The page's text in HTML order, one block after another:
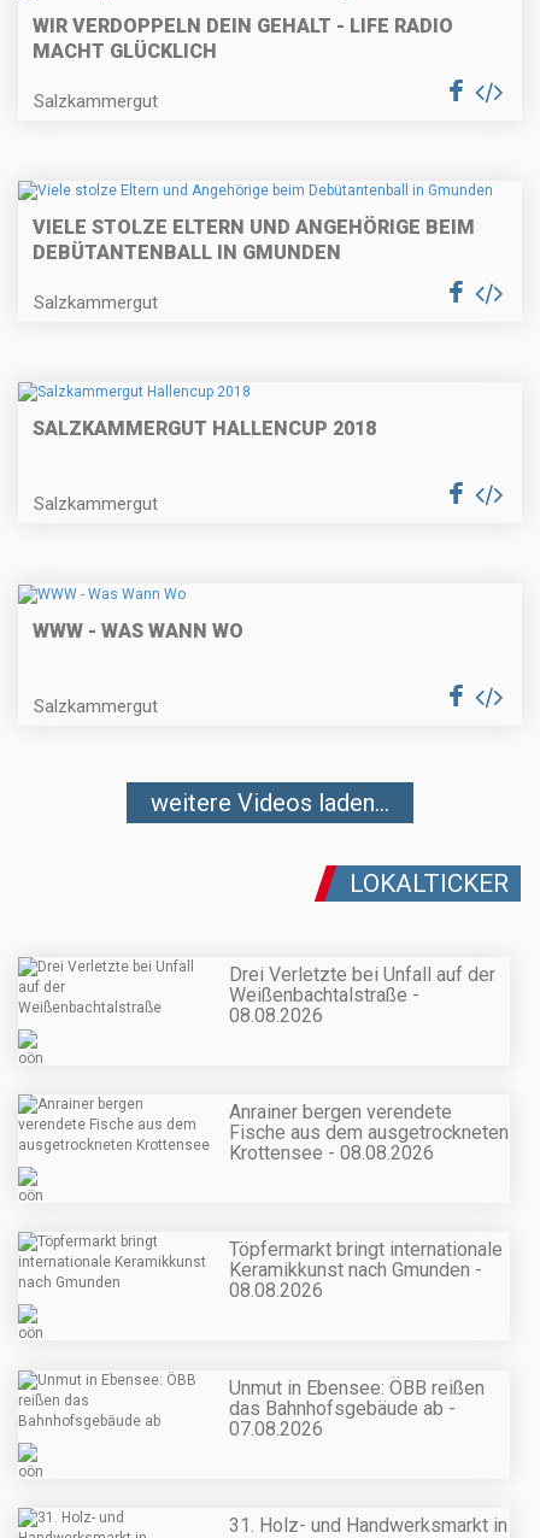
WIR VERDOPPELN DEIN GEHALT - LIFE RADIO
MACHT GLÜCKLICH
Salzkammergut
VIELE STOLZE ELTERN UND ANGEHÖRIGE BEIM
DEBÜTANTENBALL IN GMUNDEN
Salzkammergut
SALZKAMMERGUT HALLENCUP 2018
Salzkammergut
WWW - WAS WANN WO
Salzkammergut
weitere Videos laden...
LOKALTICKER
Drei Verletzte bei Unfall auf der
Weißenbachtalstraße -
08.08.2026
Anrainer bergen verendete
Fische aus dem ausgetrockneten
Krottensee - 08.08.2026
Töpfermarkt bringt internationale
Keramikkunst nach Gmunden -
08.08.2026
Unmut in Ebensee: ÖBB reißen
das Bahnhofsgebäude ab -
07.08.2026
31. Holz- und Handwerksmarkt in